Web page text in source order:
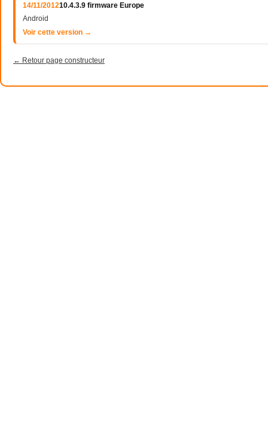
14/11/201210.4.3.9 firmware Europe
Android
Voir cette version →
← Retour page constructeur